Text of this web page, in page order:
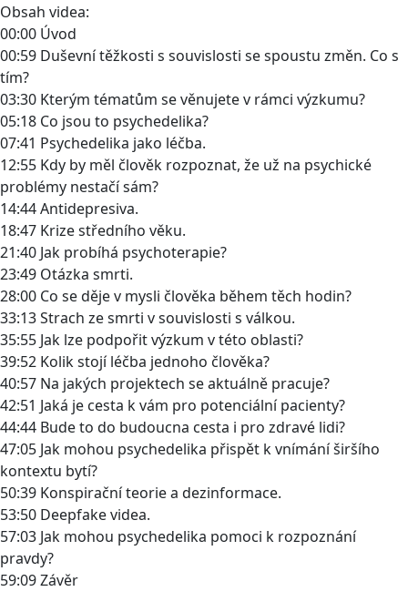
Obsah videa:
00:00 Úvod
00:59 Duševní těžkosti s souvislosti se spoustu změn. Co s
tím?
03:30 Kterým tématům se věnujete v rámci výzkumu?
05:18 Co jsou to psychedelika?
07:41 Psychedelika jako léčba.
12:55 Kdy by měl člověk rozpoznat, že už na psychické
problémy nestačí sám?
14:44 Antidepresiva.
18:47 Krize středního věku.
21:40 Jak probíhá psychoterapie?
23:49 Otázka smrti.
28:00 Co se děje v mysli člověka během těch hodin?
33:13 Strach ze smrti v souvislosti s válkou.
35:55 Jak lze podpořit výzkum v této oblasti?
39:52 Kolik stojí léčba jednoho člověka?
40:57 Na jakých projektech se aktuálně pracuje?
42:51 Jaká je cesta k vám pro potenciální pacienty?
44:44 Bude to do budoucna cesta i pro zdravé lidi?
47:05 Jak mohou psychedelika přispět k vnímání širšího
kontextu bytí?
50:39 Konspirační teorie a dezinformace.
53:50 Deepfake videa.
57:03 Jak mohou psychedelika pomoci k rozpoznání
pravdy?
59:09 Závěr